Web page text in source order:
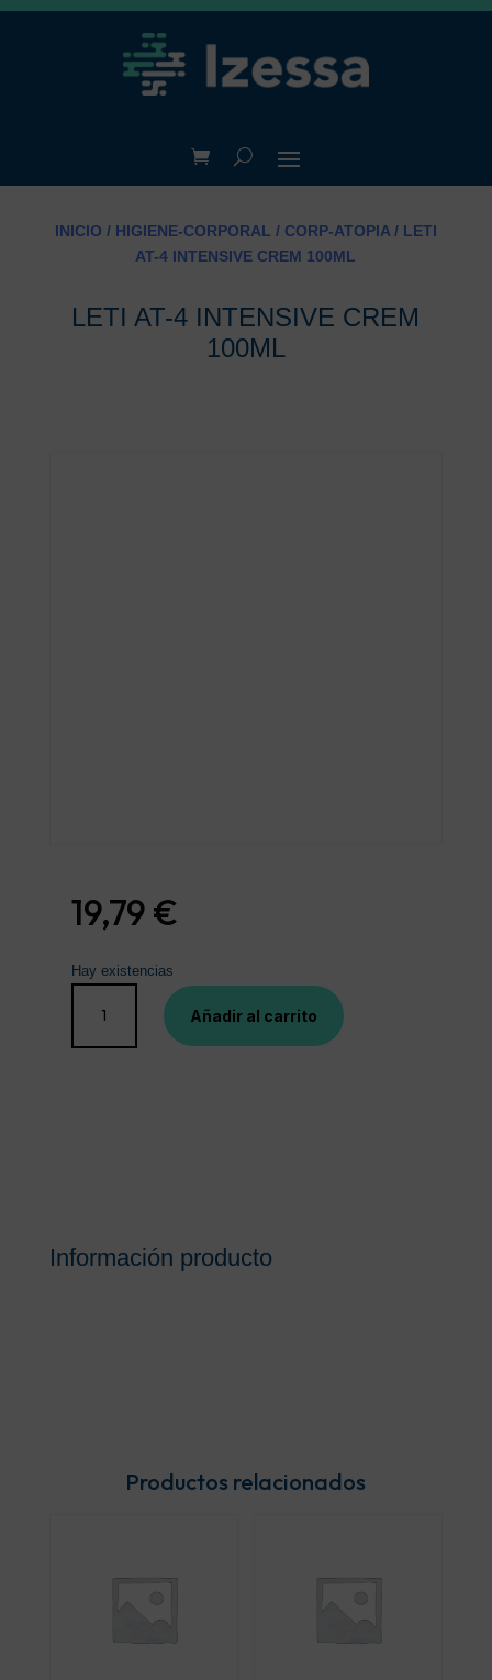
INICIO / HIGIENE-CORPORAL / CORP-ATOPIA/ LETI
AT-4 INTENSIVE CREM 100ML
LETI AT-4 INTENSIVE CREM
100ML
19,79 €
Hay existencias
4
Añadir al carrito
Información producto
Productos relacionados